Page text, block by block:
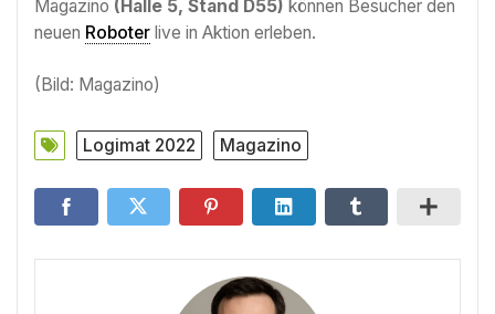
Magazino (Halle 5, Stand D55) können Besucher den
neuen Roboter live in Aktion erleben.
(Bild: Magazino)
Logimat 2022 Magazino